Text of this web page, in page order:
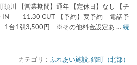
須川 【営業期間】通年 【定休日】なし 【チ
IN 11:30 OUT 【予約】要予約 電話予
1台1張3,500円 ※その他料金設定あ …続
カテゴリ：ふれあい施設,錦町（北部）